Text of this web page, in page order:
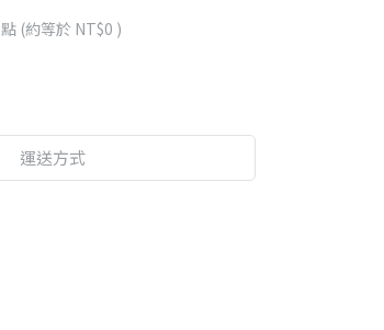
點 (約等於 NT$0 )
運送方式